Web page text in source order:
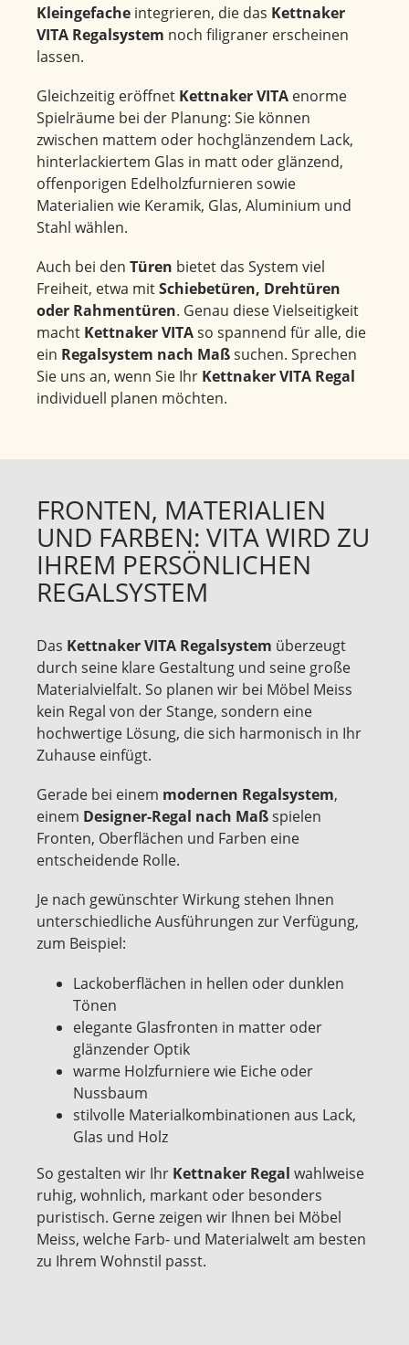
Kleingefache integrieren, die das Kettnaker
VITA Regalsystem noch filigraner erscheinen
lassen.
Gleichzeitig eröffnet Kettnaker VITA enorme
Spielräume bei der Planung: Sie können
zwischen mattem oder hochglänzendem Lack,
hinterlackiertem Glas in matt oder glänzend,
offenporigen Edelholzfurnieren sowie
Materialien wie Keramik, Glas, Aluminium und
Stahl wählen.
Auch bei den Türen bietet das System viel
Freiheit, etwa mitSchiebetüren, Drehtüren
oder Rahmentüren. Genau diese Vielseitigkeit
macht Kettnaker VITAso spannend für alle, die
ein Regalsystem nach Maßsuchen. Sprechen
Sie uns an, wenn Sie Ihr Kettnaker VITA Regal
individuell planen möchten.
FRONTEN, MATERIALIEN
UND FARBEN: VITA WIRD ZU
IHREM PERSÖNLICHEN
REGALSYSTEM
Das Kettnaker VITA Regalsystem überzeugt
durch seine klare Gestaltung und seine große
Materialvielfalt. So planen wir bei Möbel Meiss
kein Regal von der Stange, sondern eine
hochwertige Lösung, die sich harmonisch in Ihr
Zuhause einfügt.
Gerade bei einem modernen Regalsystem,
einem Designer-Regal nach Maßspielen
Fronten, Oberflächen und Farben eine
entscheidende Rolle.
Je nach gewünschter Wirkung stehen Ihnen
unterschiedliche Ausführungen zur Verfügung,
zum Beispiel:
Lackoberflächen in hellen oder dunklen
Tönen
elegante Glasfronten in matter oder
glänzender Optik
warme Holzfurniere wie Eiche oder
Nussbaum
stilvolle Materialkombinationen aus Lack,
Glas und Holz
So gestalten wir Ihr Kettnaker Regal wahlweise
ruhig, wohnlich, markant oder besonders
puristisch. Gerne zeigen wir Ihnen bei Möbel
Meiss, welche Farb- und Materialwelt am besten
zu Ihrem Wohnstil passt.